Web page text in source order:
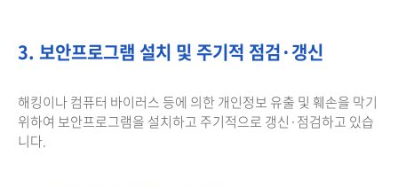
3. 보안프로그램 설치 및 주기적 점검·갱신
해킹이나 컴퓨터 바이러스 등에 의한 개인정보 유출 및 훼손을 막기
위하여 보안프로그램을 설치하고 주기적으로 갱신·점검하고 있습
니다.